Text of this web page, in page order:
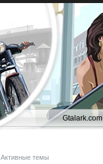
Gtalark.com
Активные темы